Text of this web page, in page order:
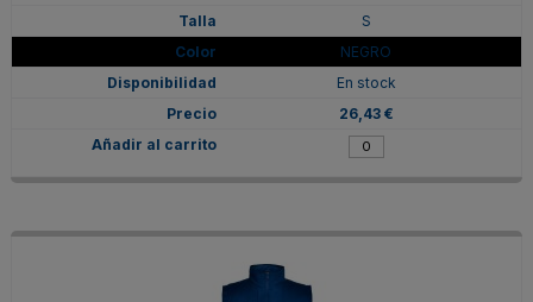
S
NEGRO
En stock
26,43 €